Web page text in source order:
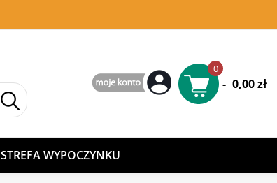
0
- 0,00 zł
STREFA WYPOCZYNKU